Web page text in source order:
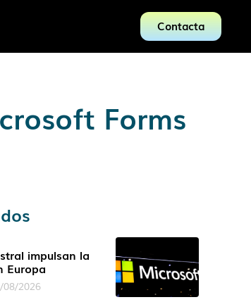
Contacta
Forms
impulsan la
Europa
08/2026